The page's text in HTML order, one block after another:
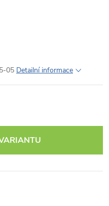
05 Detailní informace